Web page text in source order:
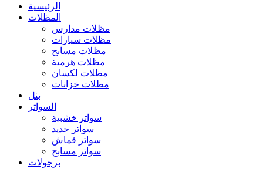
الرئيسية
المظلات
مظلات مدارس
مظلات سيارات
مظلات مسابح
مظلات هرمية
مظلات لكسان
مظلات خزانات
بنل
السواتر
سواتر خشبية
سواتر حديد
سواتر قماش
سواتر مسابح
برجولات